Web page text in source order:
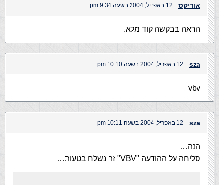
אוריקס 12 באפריל, 2004 בשעה 9:34 pm
הראה בבקשה קוד מלא.
sza 12 באפריל, 2004 בשעה 10:10 pm
vbv
sza 12 באפריל, 2004 בשעה 10:11 pm
הנה…
סליחה על ההודעה "VBV" זה נשלח בטעות…